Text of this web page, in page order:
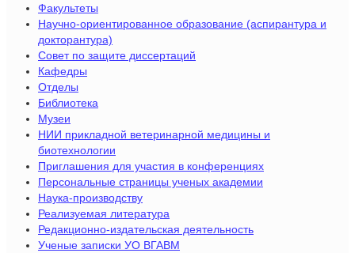
Факультеты
Научно-ориентированное образование (аспирантура и
докторантура)
Совет по защите диссертаций
Кафедры
Отделы
Библиотека
Музеи
НИИ прикладной ветеринарной медицины и
биотехнологии
Приглашения для участия в конференциях
Персональные страницы ученых академии
Наука-производству
Реализуемая литература
Редакционно-издательская деятельность
Ученые записки УО ВГАВМ